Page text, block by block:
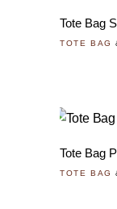
Tote Bag
TOTE BAG
Tote Bag
TOTE BAG